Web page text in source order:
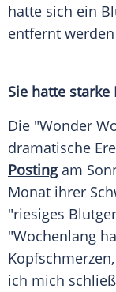
hatte sich ein
entfernt
Sie hatte
Die "Wonder
dramatische
Postingam
Monat ihrer
"riesiges
"Wochenlang
ich mich